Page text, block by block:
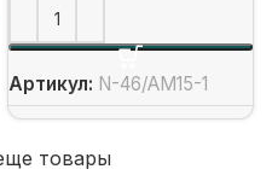
Артикул: N-46/АМ15-1
товары